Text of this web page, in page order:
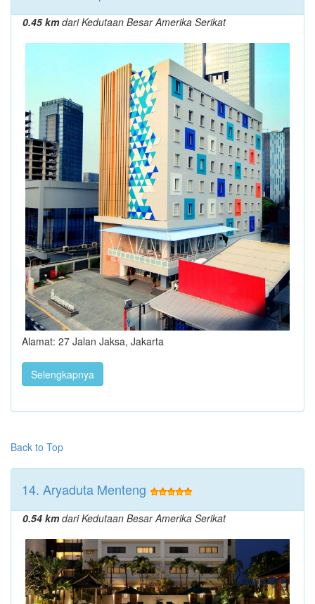
0.45 kmdari Kedutaan Besar Amerika Serikat
Alamat: 27 Jalan Jaksa, Jakarta
Selengkapnya
Back to Top
14. Aryaduta Menteng
0.54 kmdari Kedutaan Besar Amerika Serikat